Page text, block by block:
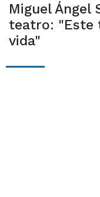
Miguel Ángel
teatro: "Este
vida"